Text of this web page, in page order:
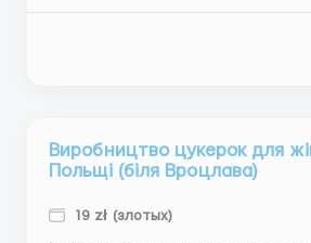
Виробництво цукерок для
Польщі (біля Вроцлава)
19 zł (злотых)